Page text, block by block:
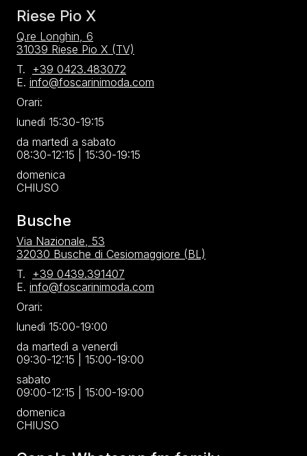
Riese Pio X
Q.re Longhin, 6
31039 Riese Pio X (TV)
T. +39 0423.483072
E. info@foscarinimoda.com
Orari:
lunedì 15:30-19:15
da martedì a sabato
08:30-12:15 | 15:30-19:15
domenica
CHIUSO
Busche
Via Nazionale, 53
32030 Busche di Cesiomaggiore (BL)
T. +39 0439.391407
E. info@foscarinimoda.com
Orari:
lunedì 15:00-19:00
da martedì a venerdì
09:30-12:15 | 15:00-19:00
sabato
09:00-12:15 | 15:00-19:00
domenica
CHIUSO